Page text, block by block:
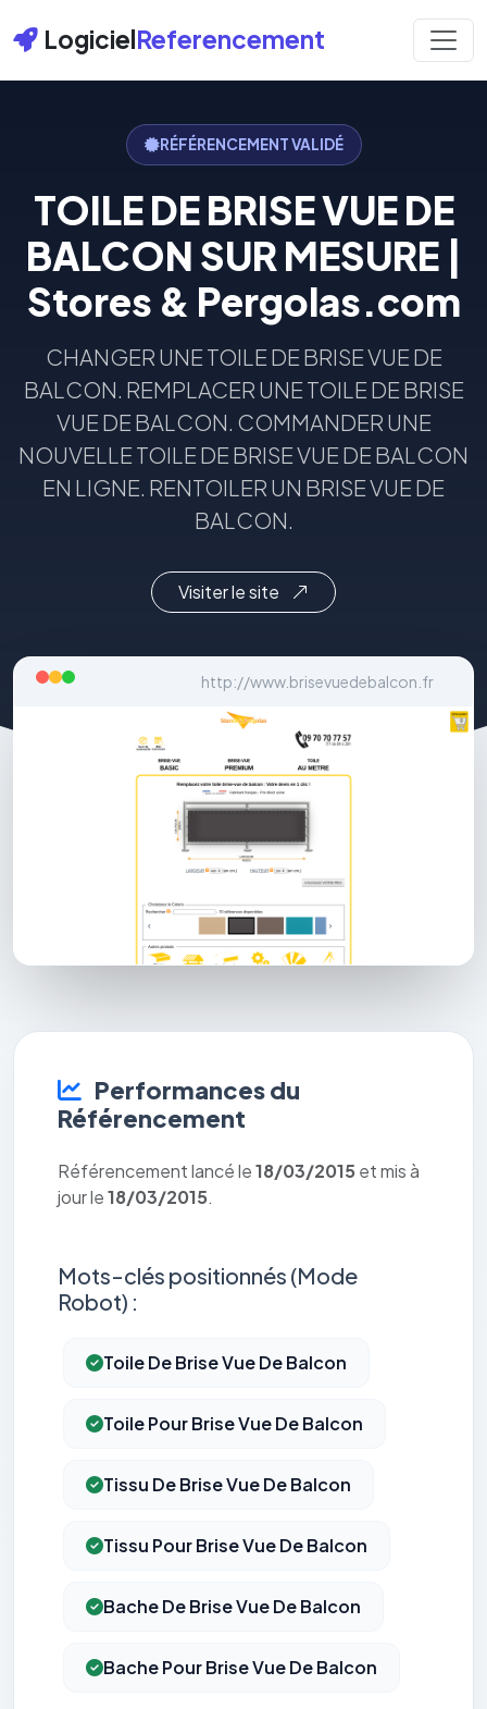
LogicielReferencement
RÉFÉRENCEMENT VALIDÉ
TOILE DE BRISE VUE DE
BALCON SUR MESURE |
Stores & Pergolas.com
CHANGER UNE TOILE DE BRISE VUE DE
BALCON. REMPLACER UNE TOILE DE BRISE
VUE DE BALCON. COMMANDER UNE
NOUVELLE TOILE DE BRISE VUE DE BALCON
EN LIGNE. RENTOILER UN BRISE VUE DE
BALCON.
Visiter le site
http://www.brisevuedebalcon.fr
Performances du
Référencement
Référencement lancé le18/03/2015 et mis à
jour le18/03/2015.
Mots-clés positionnés (Mode
Robot) :
Toile De Brise Vue De Balcon
Toile Pour Brise Vue De Balcon
Tissu De Brise Vue De Balcon
Tissu Pour Brise Vue De Balcon
Bache De Brise Vue De Balcon
Bache Pour Brise Vue De Balcon